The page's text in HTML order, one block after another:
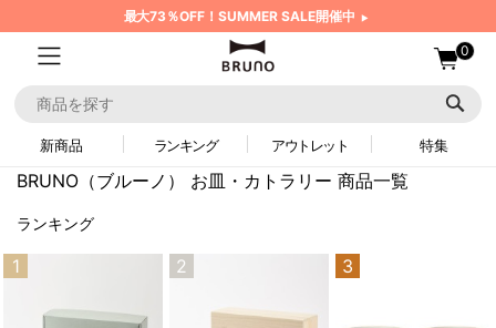
最大73％OFF！SUMMER SALE開催中
0
新商品 ランキング アウトレット 特集
BRUNO（ブルーノ） お皿・カトラリー 商品一覧
ランキング
1 2 3